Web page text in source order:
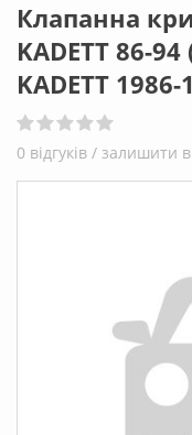
Клапанна
KADETT 86-
KADETT
0 відгуків / залишити